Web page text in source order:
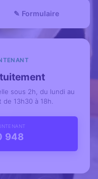
✎ Formulaire
sous 2h, du lundi au
13h30 à 18h.
948